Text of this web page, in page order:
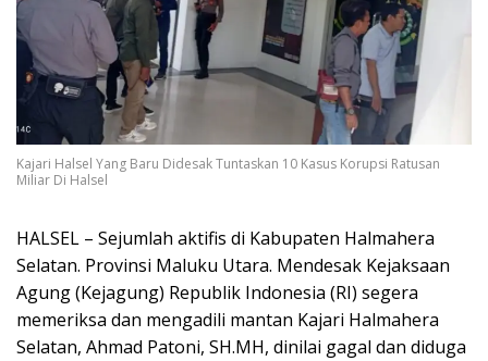
Kajari Halsel Yang Baru Didesak Tuntaskan 10 Kasus Korupsi Ratusan
Miliar Di Halsel
HALSEL – Sejumlah aktifis di Kabupaten Halmahera
Selatan. Provinsi Maluku Utara. Mendesak Kejaksaan
Agung (Kejagung) Republik Indonesia (RI) segera
memeriksa dan mengadili mantan Kajari Halmahera
Selatan, Ahmad Patoni, SH.MH, dinilai gagal dan diduga